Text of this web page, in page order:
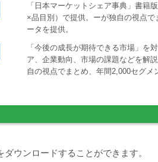
「日本マーケットシェア事典」書籍
×品目別）で提供。ーが独自の視点
ータを提供。
「今後の成長が期待できる市場」を
ア、企業動向、市場の課題などを解
自の視点でまとめ、年間2,000セグメ
ウンロードすることができます。